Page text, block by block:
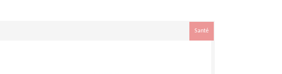
Santé